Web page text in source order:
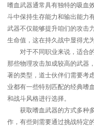
嗜血武器通常具有独特的吸血
斗中保持生存能力和输出能力
武器不仅能够提升咱们的攻击
生命值，这在持久战中显得尤为
对于不同职业来说，适合
那些物理攻击加成较高的武器
著的类型，道士伙伴们需要考
业都有一些特别匹配的经典嗜
和战斗风格进行选择。
获取嗜血武器的方式多种
作，有些则需要通过挑战特定